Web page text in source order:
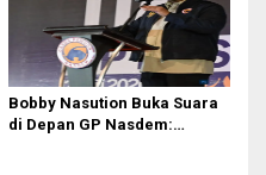
Bobby Nasution Buka Suara
di Depan GP Nasdem: